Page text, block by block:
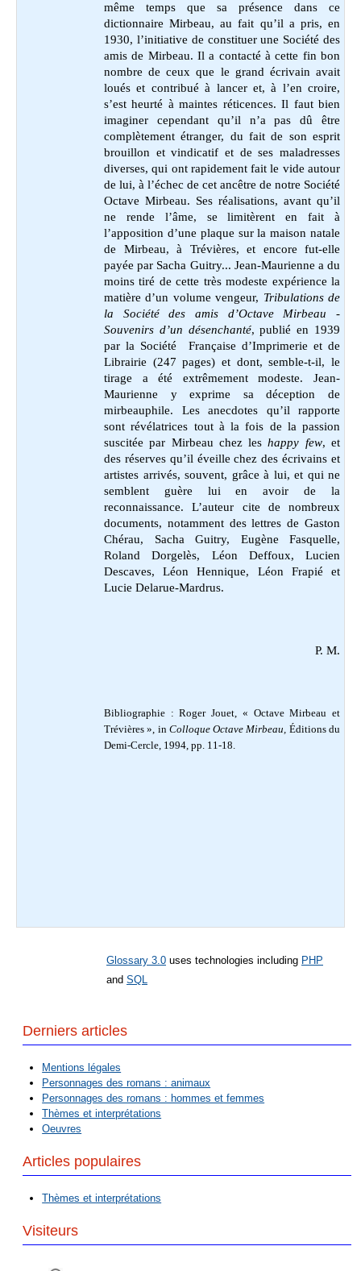
même temps que sa présence dans ce
dictionnaire Mirbeau, au fait qu’il a pris, en
1930, l’initiative de constituer une Société des
amis de Mirbeau. Il a contacté à cette fin bon
nombre de ceux que le grand écrivain avait
loués et contribué à lancer et, à l’en croire,
s’est heurté à maintes réticences. Il faut bien
imaginer cependant qu’il n’a pas dû être
complètement étranger, du fait de son esprit
brouillon et vindicatif et de ses maladresses
diverses, qui ont rapidement fait le vide autour
de lui, à l’échec de cet ancêtre de notre Société
Octave Mirbeau. Ses réalisations, avant qu’il
ne rende l’âme, se limitèrent en fait à
l’apposition d’une plaque sur la maison natale
de Mirbeau, à Trévières, et encore fut-elle
payée par Sacha Guitry... Jean-Maurienne a du
moins tiré de cette très modeste expérience la
matière d’un volume vengeur, Tribulations de
la Société des amis d’Octave Mirbeau -
Souvenirs d’un désenchanté, publié en 1939
par la Société Française d’Imprimerie et de
Librairie (247 pages) et dont, semble-t-il, le
tirage a été extrêmement modeste. Jean-
Maurienne y exprime sa déception de
mirbeauphile. Les anecdotes qu’il rapporte
sont révélatrices tout à la fois de la passion
suscitée par Mirbeau chez leshappy few, et
des réserves qu’il éveille chez des écrivains et
artistes arrivés, souvent, grâce à lui, et qui ne
semblent guère lui en avoir de la
reconnaissance. L’auteur cite de nombreux
documents, notamment des lettres de Gaston
Chérau, Sacha Guitry, Eugène Fasquelle,
Roland Dorgelès, Léon Deffoux, Lucien
Descaves, Léon Hennique, Léon Frapié et
Lucie Delarue-Mardrus.
P. M.
Bibliographie :Roger Jouet, « Octave Mirbeau et
Trévières », in Colloque Octave Mirbeau, Éditions du
Demi-Cercle, 1994, pp. 11-18.
Glossary 3.0 uses technologies including PHP
and SQL
Derniers articles
Mentions légales
Personnages des romans : animaux
Personnages des romans : hommes et femmes
Thèmes et interprétations
Oeuvres
Articles populaires
Thèmes et interprétations
Visiteurs